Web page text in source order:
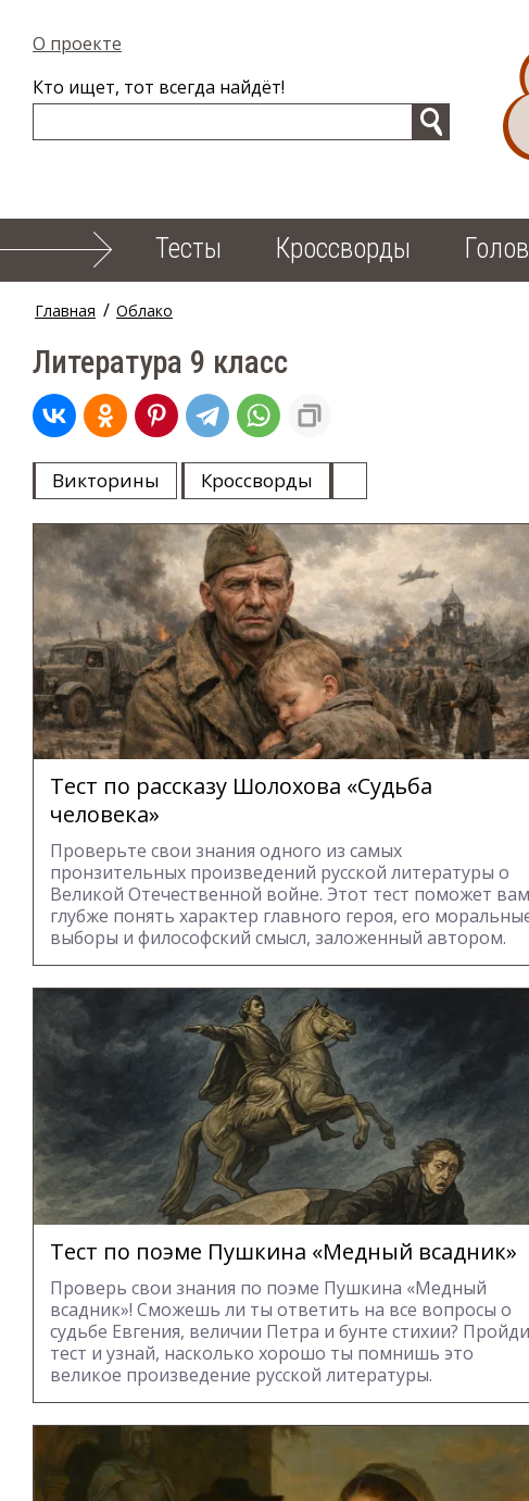
О проекте
Кто ищет, тот всегда найдёт!
Тесты Кроссворды
Главная / Облако
Литература 9 класс
Викторины Кроссворды
Тест по рассказу Шолохова «Судьба
человека»
Проверьте свои знания одного из самых
пронзительных произведений русской литературы о
Великой Отечественной войне. Этот тест поможет вам
глубже понять характер главного героя, его
выборы и философский смысл, заложенный автором.
Тест по поэме Пушкина «Медный всадник»
Проверь свои знания по поэме Пушкина «Медный
всадник»! Сможешь ли ты ответить на все вопросы о
судьбе Евгения, величии Петра и бунте стихии? Пройди
тест и узнай, насколько хорошо ты помнишь это
великое произведение русской литературы.